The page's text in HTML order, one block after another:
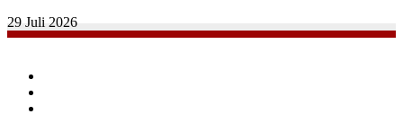
29 Juli 2026